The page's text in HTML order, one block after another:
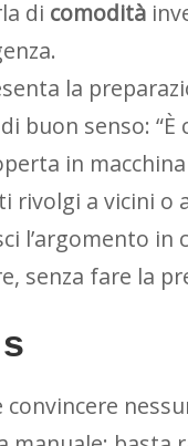
di comodità
la
buon senso: “È
in macchina
rivolgi a vicini o
l’argomento in
senza fare la
convincere